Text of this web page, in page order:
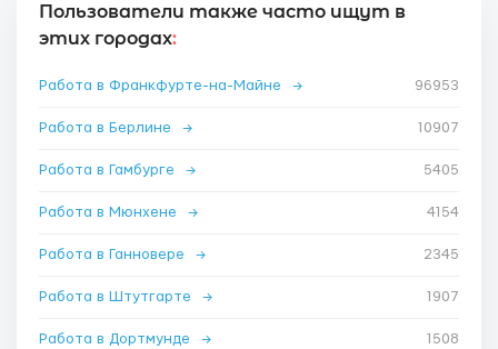
Пользователи также часто ищут в
этих городах:
Работа в Франкфурте-на-Майне → 96953
Работа в Берлине → 10907
Работа в Гамбурге → 5405
Работа в Мюнхене → 4154
Работа в Ганновере → 2345
Работа в Штутгарте → 1907
Работа в Дортмунде → 1508